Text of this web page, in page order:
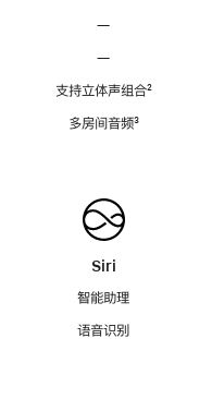
—
—
支持立体声组合脚
²
多房间音频脚
³
Siri
智能助理
语音识别